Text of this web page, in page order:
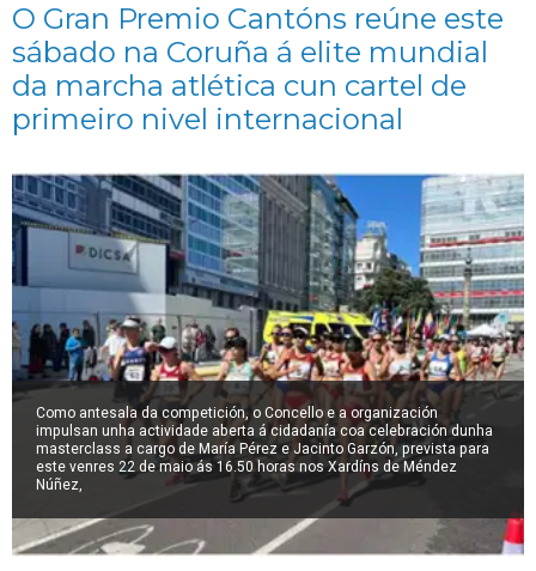
O Gran Premio Cantóns reúne este
sábado na Coruña á elite mundial
da marcha atlética cun cartel de
primeiro nivel internacional
Como antesala da competición, o Concello e a organización
impulsan unha actividade aberta á cidadanía coa celebración dunha
masterclass a cargo de María Pérez e Jacinto Garzón, prevista para
este venres 22 de maio ás 16.50 horas nos Xardíns de Méndez
Núñez,